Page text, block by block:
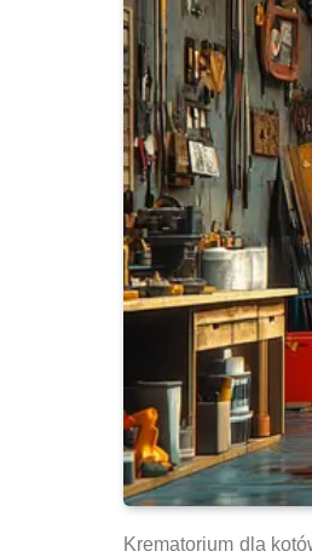
Krematorium dla